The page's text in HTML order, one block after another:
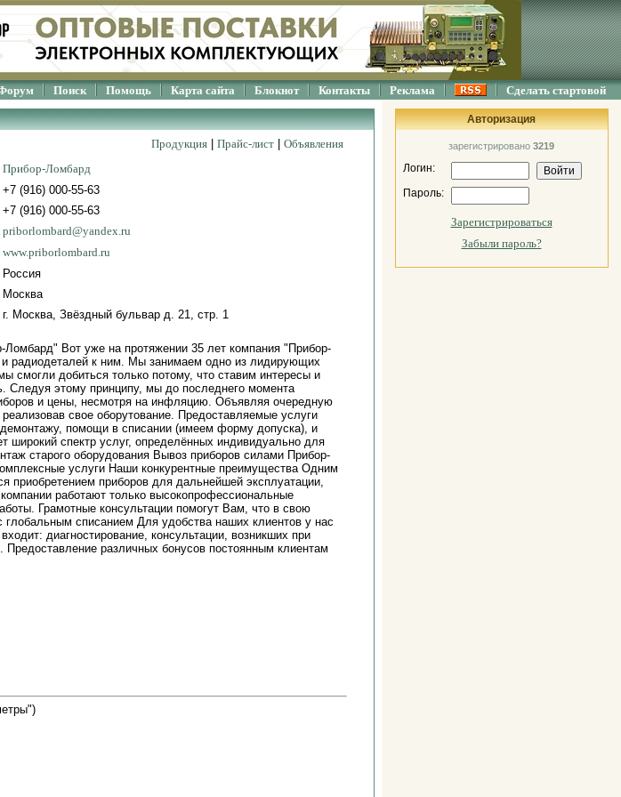
Поиск Помощь Карта сайта Блокнот Контакты Реклама Сделать стартовой
Продукция
Прайс-лист
Объявления
Прибор-Ломбард
+7 (916) 000-55-63
+7 (916) 000-55-63
priborlombard@yandex.ru
www.priborlombard.ru
Россия
Москва
г. Москва, Звёздный бульвар д. 21, стр. 1
Ломбард" Вот уже на протяжении 35 лет компания "Прибор-
радиодеталей к ним. Мы занимаем одно из лидирующих
смогли добиться только потому, что ставим интересы и
Следуя этому принципу, мы до последнего момента
и цены, несмотря на инфляцию. Объявляя очередную
свое оборутование. Предоставляемые услуги
помощи в списании (имеем форму допуска), и
широкий спектр услуг, определённых индивидуально для
старого оборудования Вывоз приборов силами Прибор-
услуги Наши конкурентные преимущества Одним
приборов для дальнейшей эксплуатации,
работают только высокопрофессиональные
Грамотные консультации помогут Вам, что в свою
списанием Для удобства наших клиентов у нас
диагностирование, консультации, возникших при
Предоставление различных бонусов постоянным клиентам
Авторизация
зарегистрировано 3219
Логин:
Пароль:
Зарегистрироваться
Забыли пароль?